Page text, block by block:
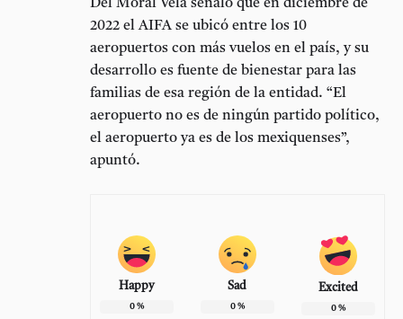
Del Moral Vela señaló que en diciembre de
2022 el AIFA se ubicó entre los 10
aeropuertos con más vuelos en el país, y su
desarrollo es fuente de bienestar para las
familias de esa región de la entidad. “El
aeropuerto no es de ningún partido político,
el aeropuerto ya es de los mexiquenses”,
apuntó.
Happy
0%
Sad
0%
Excited
0%